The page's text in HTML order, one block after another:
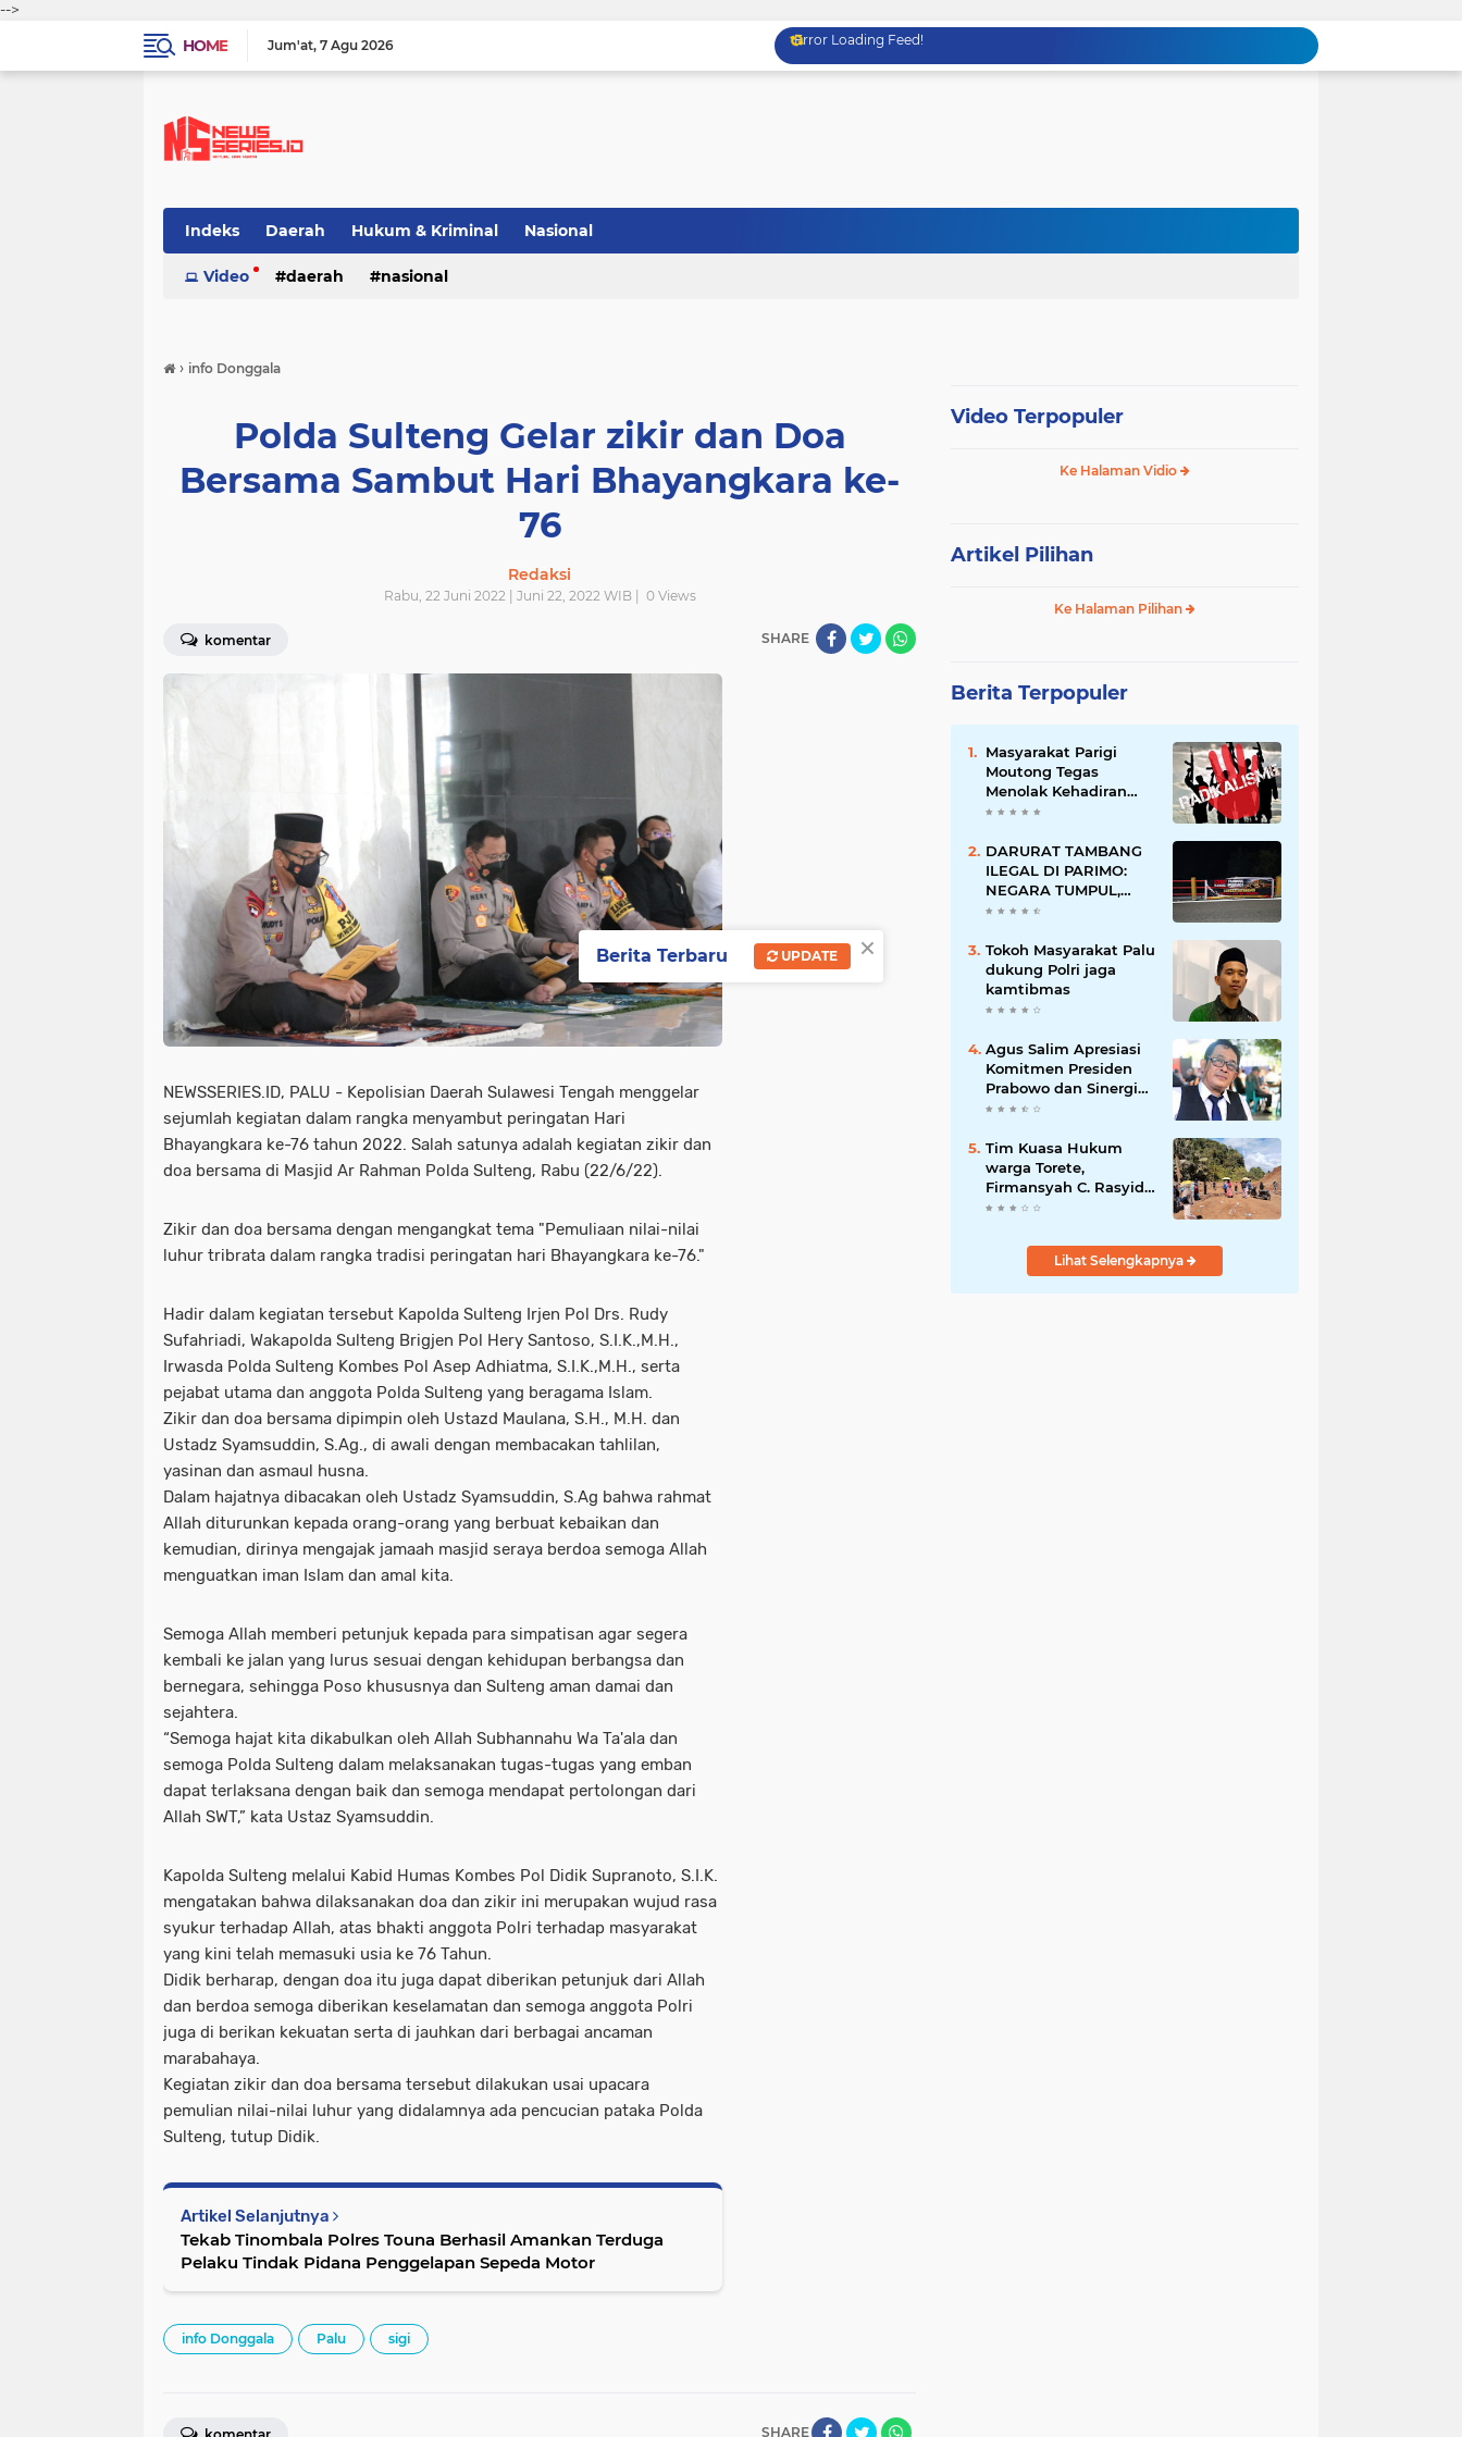
-->
HOME
Jum'at 7 Agu 2026 Error Loading Feed!
Indeks Daerah Hukum & Kriminal Nasional
Video daerah nasional
› info Donggala
Polda Sulteng Gelar zikir dan Doa
Bersama Sambut Hari Bhayangkara ke-
76
Redaksi
Rabu, 22 Juni 2022 | Juni 22, 2022 WIB | 0Views
komentar SHARE
NEWSSERIES.ID, PALU - Kepolisian Daerah Sulawesi Tengah menggelar
sejumlah kegiatan dalam rangka menyambut peringatan Hari
Bhayangkara ke-76 tahun 2022. Salah satunya adalah kegiatan zikir dan
doa bersama di Masjid Ar Rahman Polda Sulteng, Rabu (22/6/22).
Zikir dan doa bersama dengan mengangkat tema "Pemuliaan nilai-nilai
luhur tribrata dalam rangka tradisi peringatan hari Bhayangkara ke-76."
Hadir dalam kegiatan tersebut Kapolda Sulteng Irjen Pol Drs. Rudy
Sufahriadi, Wakapolda Sulteng Brigjen Pol Hery Santoso, S.I.K.,M.H.,
Irwasda Polda Sulteng Kombes Pol Asep Adhiatma, S.I.K.,M.H., serta
pejabat utama dan anggota Polda Sulteng yang beragama Islam.
Zikir dan doa bersama dipimpin oleh Ustazd Maulana, S.H., M.H. dan
Ustadz Syamsuddin, S.Ag., di awali dengan membacakan tahlilan,
yasinan dan asmaul husna.
Dalam hajatnya dibacakan oleh Ustadz Syamsuddin, S.Ag bahwa rahmat
Allah diturunkan kepada orang-orang yang berbuat kebaikan dan
kemudian, dirinya mengajak jamaah masjid seraya berdoa semoga Allah
menguatkan iman Islam dan amal kita.
Semoga Allah memberi petunjuk kepada para simpatisan agar segera
kembali ke jalan yang lurus sesuai dengan kehidupan berbangsa dan
bernegara, sehingga Poso khususnya dan Sulteng aman damai dan
sejahtera.
“Semoga hajat kita dikabulkan oleh Allah Subhannahu Wa Ta'ala dan
semoga Polda Sulteng dalam melaksanakan tugas-tugas yang emban
dapat terlaksana dengan baik dan semoga mendapat pertolongan dari
Allah SWT,” kata Ustaz Syamsuddin.
Kapolda Sulteng melalui Kabid Humas Kombes Pol Didik Supranoto, S.I.K.
mengatakan bahwa dilaksanakan doa dan zikir ini merupakan wujud rasa
syukur terhadap Allah, atas bhakti anggota Polri terhadap masyarakat
yang kini telah memasuki usia ke 76 Tahun.
Didik berharap, dengan doa itu juga dapat diberikan petunjuk dari Allah
dan berdoa semoga diberikan keselamatan dan semoga anggota Polri
juga di berikan kekuatan serta di jauhkan dari berbagai ancaman
marabahaya.
Kegiatan zikir dan doa bersama tersebut dilakukan usai upacara
pemulian nilai-nilai luhur yang didalamnya ada pencucian pataka Polda
Sulteng, tutup Didik.
Artikel Selanjutnya
Tekab Tinombala Polres Touna Berhasil Amankan Terduga
Pelaku Tindak Pidana Penggelapan Sepeda Motor
info Donggala Palu sigi
SHARE
Video Terpopuler
Ke Halaman Vidio
Artikel Pilihan
Ke Halaman Pilihan
Berita Terpopuler
Masyarakat Parigi
Moutong Tegas
Menolak Kehadiran
Ormas Radikal
DARURAT TAMBANG
ILEGAL DI PARIMO:
NEGARA TUMPUL,
MAFIA TAMBANG
Tokoh Masyarakat Palu
dukung Polri jaga
kamtibmas
Agus Salim Apresiasi
Komitmen Presiden
Prabowo dan Sinergi
Aparat Penegak
Pemberantasan
Korupsi
Tim Kuasa Hukum
warga Torete,
Firmansyah C. Rasyid,
S.H., menyampaikan
atas kesalahpahaman
yang berkembang di
Lihat Selengkapnya
×
Berita Terbaru UPDATE